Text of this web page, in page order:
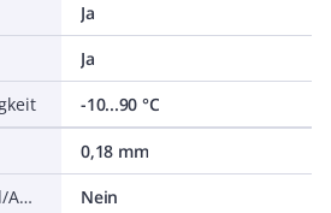
Ja
Ja
-10...90 °C
0,18 mm
Selbstverschweißend/Amalgamierend
Nein